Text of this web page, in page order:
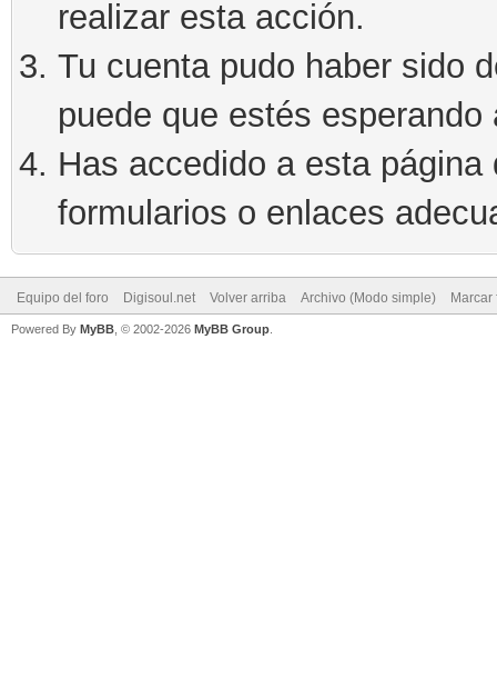
realizar esta acción.
Tu cuenta pudo haber sido
puede que estés esperando
Has accedido a esta
formularios o enlaces
Equipo del foro Digisoul.net Volver arriba Archivo (Modo simple)
Powered By MyBB , © 2002-2026 MyBB Group